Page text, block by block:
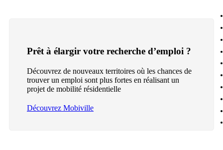
Prêt à élargir votre recherche d’emploi ?
Découvrez de nouveaux territoires où les chances de
trouver un emploi sont plus fortes en réalisant un
projet de mobilité résidentielle
Découvrez Mobiville